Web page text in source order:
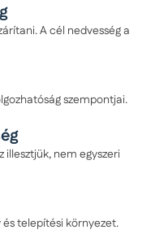
A cél nedvesség a
szempontjai.
nem egyszeri
telepítési környezet.